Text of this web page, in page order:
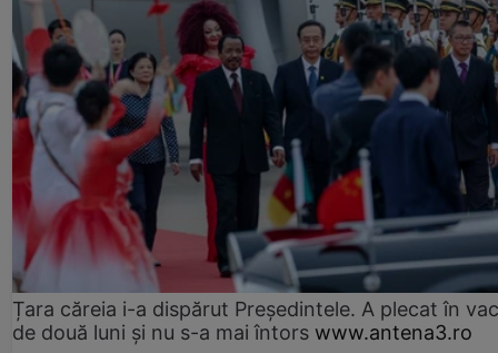
Țara căreia i-a dispărut Președintele. A plecat în
de două luni și nu s-a mai întors www.antena3.ro